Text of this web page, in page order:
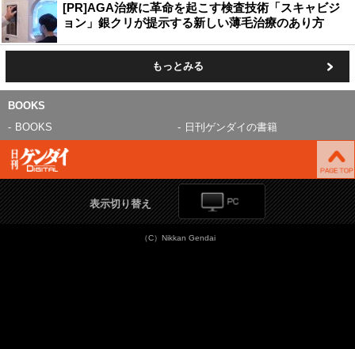
[PR]AGA治療に革命を起こす検査技術「スキャビジ
ョン」銀クリが提示する新しい薄毛治療のあり方
もっとみる
BOOKS
BOOKS
日刊ゲンダイの書籍
表示切り替え
（C）Nikkan Gendai